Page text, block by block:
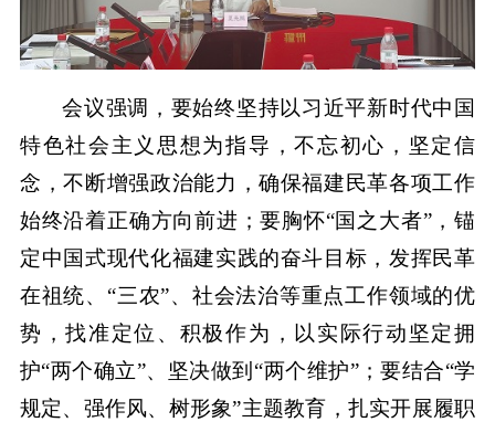
会议强调，要始终坚持以习近平新时代中国
特色社会主义思想为指导，不忘初心，坚定信
念，不断增强政治能力，确保福建民革各项工作
始终沿着正确方向前进；要胸怀“国之大者”，锚
定中国式现代化福建实践的奋斗目标，发挥民革
在祖统、“三农”、社会法治等重点工作领域的优
势，找准定位、积极作为，以实际行动坚定拥
护“两个确立”、坚决做到“两个维护”；要结合“学
规定、强作风、树形象”主题教育，扎实开展履职